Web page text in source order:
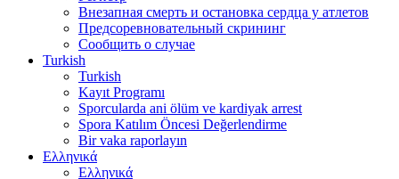
Внезапная смерть и остановка сердца у атлетов
Предсоревновательный скрининг
Сообщить о случае
Turkish
Turkish
Kayıt Programı
Sporcularda ani ölüm ve kardiyak arrest
Spora Katılım Öncesi Değerlendirme
Bir vaka raporlayın
Ελληνικά
Ελληνικά